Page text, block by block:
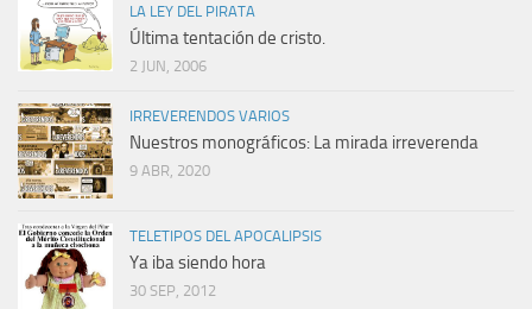
LA LEY DEL PIRATA
Última tentación de cristo.
2 JUN, 2006
IRREVERENDOS VARIOS
Nuestros monográficos: La mirada irreverenda
9 ABR, 2020
TELETIPOS DEL APOCALIPSIS
Ya iba siendo hora
30 SEP, 2012